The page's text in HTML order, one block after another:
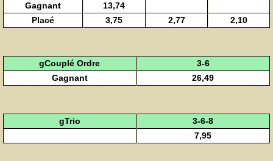
Gagnant
13,74
Placé
3,75 2,77 2,10
gCouplé Ordre
3-6
Gagnant
26,49
gTrio
3-6-8
7,95